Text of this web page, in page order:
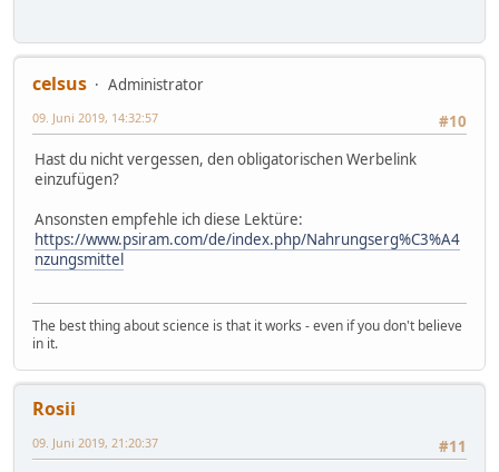
celsus
Administrator
#10
09. Juni 2019, 14:32:57
Hast du nicht vergessen, den obligatorischen Werbelink
einzufügen?
Ansonsten empfehle ich diese Lektüre:
https://www.psiram.com/de/index.php/Nahrungserg%C3%A4
nzungsmittel
The best thing about science is that it works - even if you don't believe
in it.
Rosii
#11
09. Juni 2019, 21:20:37